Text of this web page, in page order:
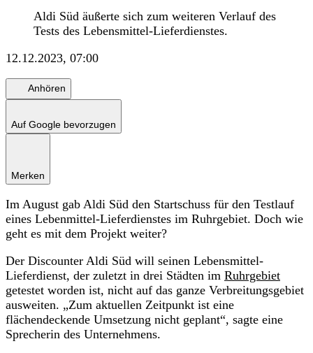
Aldi Süd äußerte sich zum weiteren Verlauf des
Tests des Lebensmittel-Lieferdienstes.
12.12.2023, 07:00
Anhören
Auf Google bevorzugen
Merken
Im August gab Aldi Süd den Startschuss für den Testlauf
eines Lebenmittel-Lieferdienstes im Ruhrgebiet. Doch wie
geht es mit dem Projekt weiter?
Der Discounter Aldi Süd will seinen Lebensmittel-
Lieferdienst, der zuletzt in drei Städten im Ruhrgebiet
getestet worden ist, nicht auf das ganze Verbreitungsgebiet
ausweiten. „Zum aktuellen Zeitpunkt ist eine
flächendeckende Umsetzung nicht geplant“, sagte eine
Sprecherin des Unternehmens.